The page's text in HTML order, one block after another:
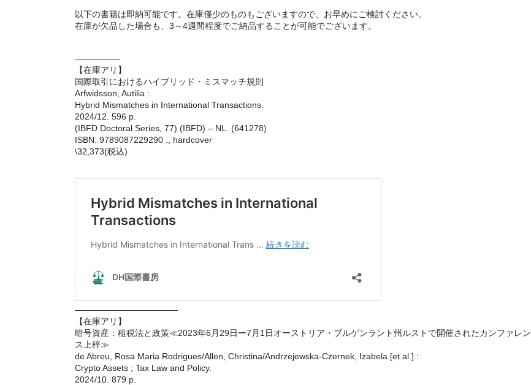
以下の書籍は即納可能です。在庫僅少のものもございますので、お早めにご検討ください。
在庫が欠品した場合も、3～4週間程度でご納品することが可能でございます。
—————-
【在庫アリ】
国際取引におけるハイブリッド・ミスマッチ規則
Arfwidsson, Autilia :
Hybrid Mismatches in International Transactions.
2024/12. 596 p.
(IBFD Doctoral Series, 77) (IBFD) – NL. (641278)
ISBN: 9789087229290 ., hardcover
\32,373(税込)
————————————
【在庫アリ】
暗号資産：租税法と政策≪2023年6月29日ー7月1日オーストリア・ブルゲンラント州ルストで開催されたカンファレン
ス上梓≫
de Abreu, Rosa Maria Rodrigues/Allen, Christina/Andrzejewska-Czernek, Izabela [et al.] :
Crypto Assets ; Tax Law and Policy.
2024/10. 879 p.